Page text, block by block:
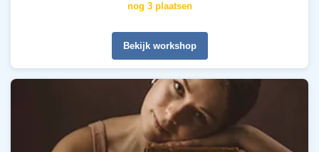
nog 3 plaatsen
Bekijk workshop